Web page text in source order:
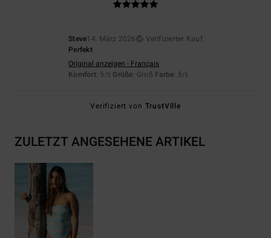
Steve14. März 2026
Verifizierter Kauf
Perfekt
Original anzeigen - Français
Komfort: 5 /5 Größe: Groß Farbe: 5/5
Verifiziert von TrustVille
ZULETZT ANGESEHENE ARTIKEL